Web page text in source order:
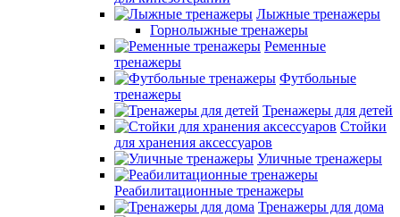
Лыжные тренажеры
Горнолыжные тренажеры
Ременные
тренажеры
Футбольные
тренажеры
Тренажеры для детей
Стойки
для хранения аксессуаров
Уличные тренажеры
Реабилитационные тренажеры
Тренажеры для дома